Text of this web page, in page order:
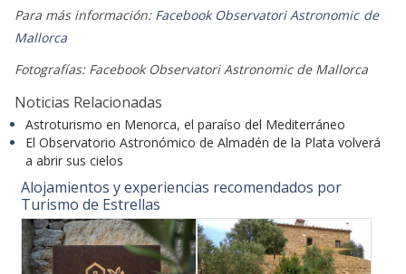
Para más información: Facebook Observatori Astronomic de
Mallorca
Fotografías: Facebook Observatori Astronomic de Mallorca
Noticias Relacionadas
Astroturismo en Menorca, el paraíso del Mediterráneo
El Observatorio Astronómico de Almadén de la Plata volverá
a abrir sus cielos
Alojamientos y experiencias recomendados por
Turismo de Estrellas